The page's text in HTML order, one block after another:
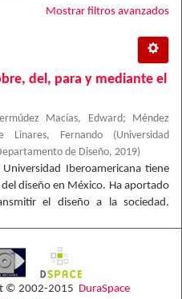
Mostrar filtros avanzados
del, para y mediante el
Macías, Edward;
Méndez
Linares, Fernando (Universidad
de Diseño, 2019)
Iberoamericana tiene
diseño en México. Ha aportado
el diseño a la sociedad.
© 2002-2015 DuraSpace